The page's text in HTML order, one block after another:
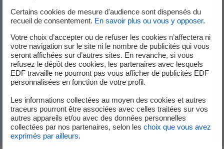
Comment payer votre facture en cas de
prélèvement automatique refusé ?
Que faire en cas de relance injustifiée pour
impayé ?
Que faire en cas d’erreur sur une facture ou de
facture non reçue ?
Certains cookies de mesure d'audience sont dispensés du
recueil de consentement. En savoir plus ou vous y opposer.
Votre choix d’accepter ou de refuser les cookies n’affectera ni
votre navigation sur le site ni le nombre de publicités qui vous
seront affichées sur d’autres sites. En revanche, si vous
refusez le dépôt des cookies, les partenaires avec lesquels
EDF travaille ne pourront pas vous afficher de publicités EDF
personnalisées en fonction de votre profil.
Les informations collectées au moyen des cookies et autres
traceurs pourront être associées avec celles traitées sur vos
autres appareils et/ou avec des données personnelles
collectées par nos partenaires, selon les choix que vous avez
exprimés par ailleurs.